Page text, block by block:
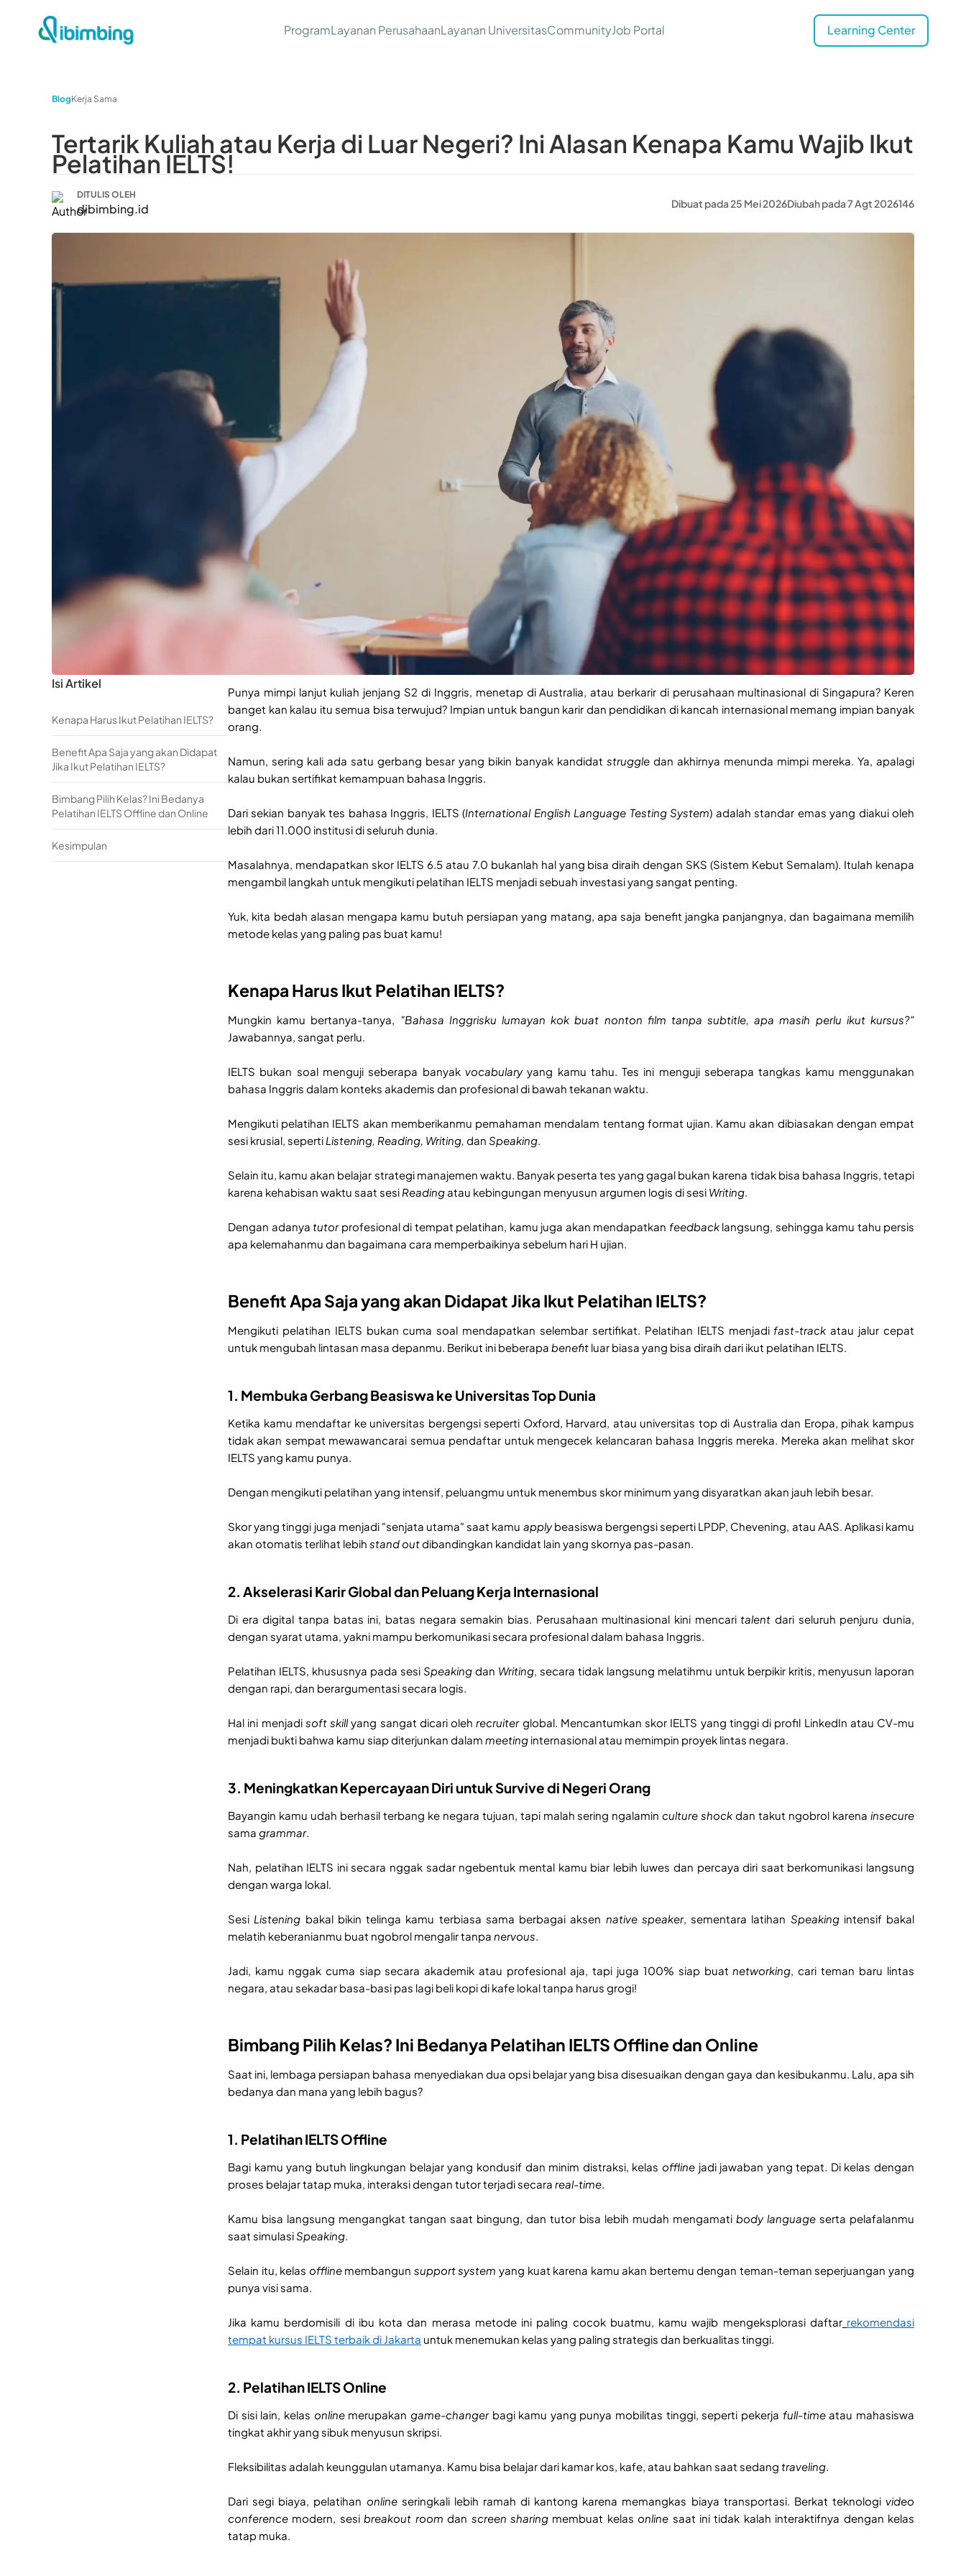
ProgramLayanan PerusahaanLayanan UniversitasCommunityJob Portal Learning Center
BlogKerja Sama
Tertarik Kuliah atau Kerja di Luar Negeri? Ini Alasan Kenapa Kamu Wajib Ikut
Pelatihan IELTS!
DITULIS OLEH
dibimbing.id Dibuat pada 25 Mei 2026Diubah pada 7 Agt 2026146
Isi Artikel
Kenapa Harus Ikut Pelatihan IELTS?
Benefit Apa Saja yang akan Didapat
Jika Ikut Pelatihan IELTS?
Bimbang Pilih Kelas? Ini Bedanya
Pelatihan IELTS Offline dan Online
Kesimpulan
Punya mimpi lanjut kuliah jenjang S2 di Inggris, menetap di Australia, atau berkarir di perusahaan multinasional di Singapura? Keren
banget kan kalau itu semua bisa terwujud? Impian untuk bangun karir dan pendidikan di kancah internasional memang impian banyak
orang.
Namun, sering kali ada satu gerbang besar yang bikin banyak kandidat struggle dan akhirnya menunda mimpi mereka. Ya, apalagi
kalau bukan sertifikat kemampuan bahasa Inggris.
Dari sekian banyak tes bahasa Inggris, IELTS (International English Language Testing System) adalah standar emas yang diakui oleh
lebih dari 11.000 institusi di seluruh dunia.
Masalahnya, mendapatkan skor IELTS 6.5 atau 7.0 bukanlah hal yang bisa diraih dengan SKS (Sistem Kebut Semalam). Itulah kenapa
mengambil langkah untuk mengikuti pelatihan IELTS menjadi sebuah investasi yang sangat penting.
Yuk, kita bedah alasan mengapa kamu butuh persiapan yang matang, apa saja benefit jangka panjangnya, dan bagaimana memilih
metode kelas yang paling pas buat kamu!
Kenapa Harus Ikut Pelatihan IELTS?
Mungkin kamu bertanya-tanya, "Bahasa Inggrisku lumayan kok buat nonton film tanpa subtitle, apa masih perlu ikut kursus?"
Jawabannya, sangat perlu.
IELTS bukan soal menguji seberapa banyak vocabularyyang kamu tahu. Tes ini menguji seberapa tangkas kamu menggunakan
bahasa Inggris dalam konteks akademis dan profesional di bawah tekanan waktu.
Mengikuti pelatihan IELTS akan memberikanmu pemahaman mendalam tentang format ujian. Kamu akan dibiasakan dengan empat
sesi krusial, seperti Listening, Reading, Writing, dan Speaking.
Selain itu, kamu akan belajar strategi manajemen waktu. Banyak peserta tes yang gagal bukan karena tidak bisa bahasa Inggris, tetapi
karena kehabisan waktu saat sesi Readingatau kebingungan menyusun argumen logis di sesi Writing.
Dengan adanya tutorprofesional di tempat pelatihan, kamu juga akan mendapatkan feedbacklangsung, sehingga kamu tahu persis
apa kelemahanmu dan bagaimana cara memperbaikinya sebelum hari H ujian.
Benefit Apa Saja yang akan Didapat Jika Ikut Pelatihan IELTS?
Mengikuti pelatihan IELTS bukan cuma soal mendapatkan selembar sertifikat. Pelatihan IELTS menjadifast-track atau jalur cepat
untuk mengubah lintasan masa depanmu. Berikut ini beberapa benefit luar biasa yang bisa diraih dari ikut pelatihan IELTS.
1. Membuka Gerbang Beasiswa ke Universitas Top Dunia
Ketika kamu mendaftar ke universitas bergengsi seperti Oxford, Harvard, atau universitas top di Australia dan Eropa, pihak kampus
tidak akan sempat mewawancarai semua pendaftar untuk mengecek kelancaran bahasa Inggris mereka. Mereka akan melihat skor
IELTS yang kamu punya.
Dengan mengikuti pelatihan yang intensif, peluangmu untuk menembus skor minimum yang disyaratkan akan jauh lebih besar.
Skor yang tinggi juga menjadi "senjata utama" saat kamu applybeasiswa bergengsi seperti LPDP, Chevening, atau AAS. Aplikasi kamu
akan otomatis terlihat lebih stand outdibandingkan kandidat lain yang skornya pas-pasan.
2. Akselerasi Karir Global dan Peluang Kerja Internasional
Di era digital tanpa batas ini, batas negara semakin bias. Perusahaan multinasional kini mencari talent dari seluruh penjuru dunia,
dengan syarat utama, yakni mampu berkomunikasi secara profesional dalam bahasa Inggris.
Pelatihan IELTS, khususnya pada sesi Speaking dan Writing, secara tidak langsung melatihmu untuk berpikir kritis, menyusun laporan
dengan rapi, dan berargumentasi secara logis.
Hal ini menjadi soft skillyang sangat dicari olehrecruiterglobal. Mencantumkan skor IELTS yang tinggi di profil LinkedIn atau CV-mu
menjadi bukti bahwa kamu siap diterjunkan dalam meeting internasional atau memimpin proyek lintas negara.
3. Meningkatkan Kepercayaan Diri untuk Survive di Negeri Orang
Bayangin kamu udah berhasil terbang ke negara tujuan, tapi malah sering ngalaminculture shock dan takut ngobrol karenainsecure
sama grammar.
Nah, pelatihan IELTS ini secara nggak sadar ngebentuk mental kamu biar lebih luwes dan percaya diri saat berkomunikasi langsung
dengan warga lokal.
Sesi Listening bakal bikin telinga kamu terbiasa sama berbagai aksen native speaker, sementara latihan Speakingintensif bakal
melatih keberanianmu buat ngobrol mengalir tanpa nervous.
Jadi, kamu nggak cuma siap secara akademik atau profesional aja, tapi juga 100% siap buatnetworking, cari teman baru lintas
negara, atau sekadar basa-basi pas lagi beli kopi di kafe lokal tanpa harus grogi!
Bimbang Pilih Kelas? Ini Bedanya Pelatihan IELTS Offline dan Online
Saat ini, lembaga persiapan bahasa menyediakan dua opsi belajar yang bisa disesuaikan dengan gaya dan kesibukanmu. Lalu, apa sih
bedanya dan mana yang lebih bagus?
1. Pelatihan IELTS Offline
Bagi kamu yang butuh lingkungan belajar yang kondusif dan minim distraksi, kelas offlinejadi jawaban yang tepat. Di kelas dengan
proses belajar tatap muka, interaksi dengan tutor terjadi secara real-time.
Kamu bisa langsung mengangkat tangan saat bingung, dan tutor bisa lebih mudah mengamati body language serta pelafalanmu
saat simulasiSpeaking.
Selain itu, kelas offlinemembangun support system yang kuat karena kamu akan bertemu dengan teman-teman seperjuangan yang
punya visi sama.
Jika kamu berdomisili di ibu kota dan merasa metode ini paling cocok buatmu, kamu wajib mengeksplorasi daftar rekomendasi
tempat kursus IELTS terbaik di Jakarta untuk menemukan kelas yang paling strategis dan berkualitas tinggi.
2. Pelatihan IELTS Online
Di sisi lain, kelas onlinemerupakan game-changerbagi kamu yang punya mobilitas tinggi, seperti pekerja full-timeatau mahasiswa
tingkat akhir yang sibuk menyusun skripsi.
Fleksibilitas adalah keunggulan utamanya. Kamu bisa belajar dari kamar kos, kafe, atau bahkan saat sedang traveling.
Dari segi biaya, pelatihan online seringkali lebih ramah di kantong karena memangkas biaya transportasi. Berkat teknologi video
conference modern, sesibreakout room dan screen sharingmembuat kelasonline saat ini tidak kalah interaktifnya dengan kelas
tatap muka.